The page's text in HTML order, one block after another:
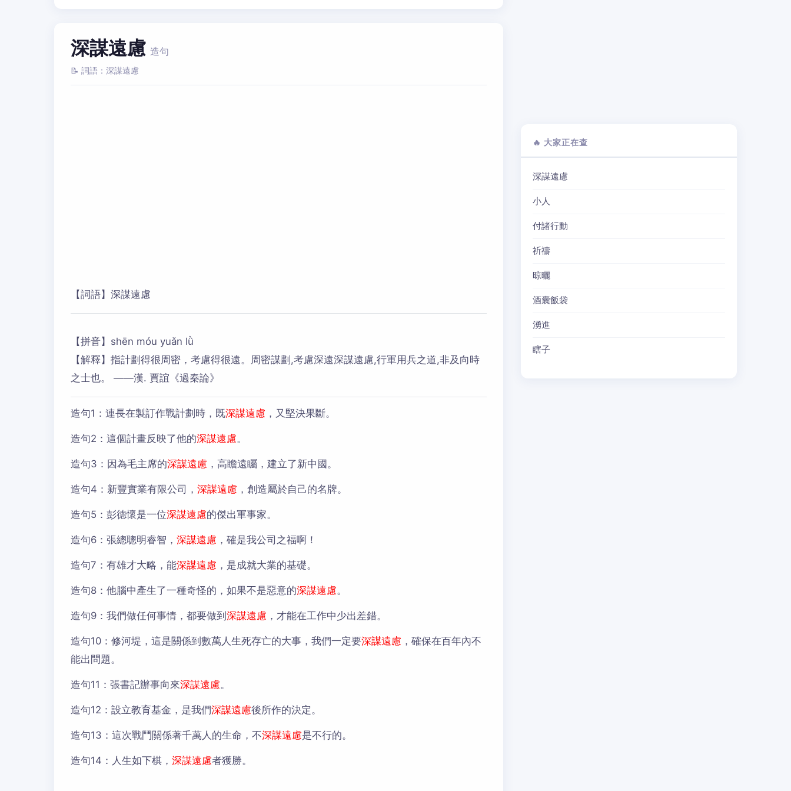
深謀遠慮 造句
📝 詞語：深謀遠慮
【詞語】深謀遠慮
【拼音】shēn móu yuǎn lǜ
【解釋】指計劃得很周密，考慮得很遠。周密謀劃,考慮深遠深謀遠慮,行軍用兵之道,非及向時
之士也。 ——漢. 賈誼《過秦論》
造句1： 連長在製訂作戰計劃時，既深謀遠慮 ，又堅決果斷。
造句2： 這個計畫反映了他的深謀遠慮。
造句3： 因為毛主席的深謀遠慮 ，高瞻遠矚，建立了新中國。
造句4： 新豐實業有限公司， 深謀遠慮 ，創造屬於自己的名牌。
造句5： 彭德懷是一位深謀遠慮的傑出軍事家。
造句6： 張總聰明睿智， 深謀遠慮 ，確是我公司之福啊！
造句7： 有雄才大略，能深謀遠慮 ，是成就大業的基礎。
造句8： 他腦中產生了一種奇怪的，如果不是惡意的深謀遠慮。
造句9： 我們做任何事情，都要做到 深謀遠慮 ，才能在工作中少出差錯。
造句10： 修河堤，這是關係到數萬人生死存亡的大事，我們一定要深謀遠慮 ，確保在百年內不
能出問題。
造句11： 張書記辦事向來深謀遠慮。
造句12： 設立教育基金，是我們深謀遠慮後所作的決定。
造句13： 這次戰鬥關係著千萬人的生命，不深謀遠慮是不行的。
造句14： 人生如下棋， 深謀遠慮者獲勝。
🔥 大家正在查
深謀遠慮
小人
付諸行動
祈禱
晾曬
酒囊飯袋
湧進
瞎子